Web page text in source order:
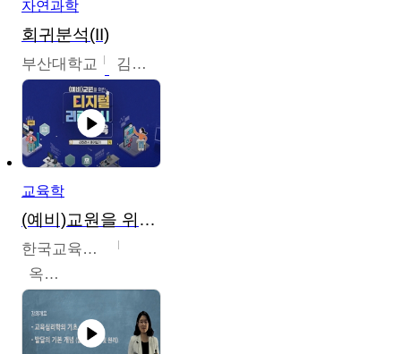
자연과학
회귀분석(II)
부산대학교 김충락
교육학
(예비)교원을 위한 디지털 리터러시 교육
한국교육학술정보원
옥현진